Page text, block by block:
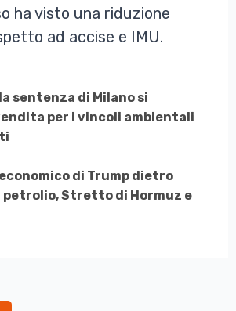
ha visto una riduzione
ad accise e IMU.
sentenza di Milano si
per i vincoli ambientali
di Trump dietro
petrolio, Stretto di Hormuz e